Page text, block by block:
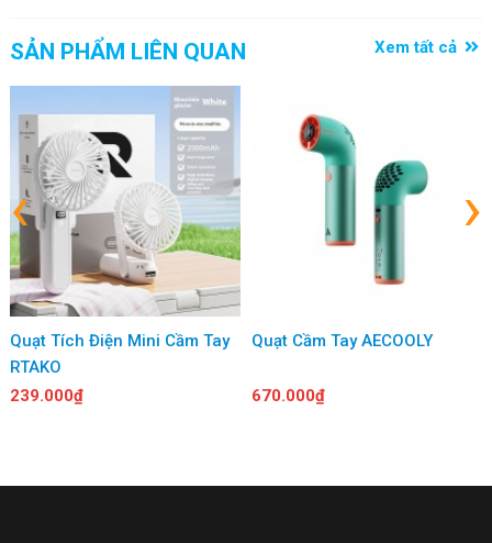
Đèn LED tiện lợi – Theo dõi trạng thái trong nháy mắt
F100 tích hợp đèn LED hiển thị, giúp người dùng dễ dàng nhận biết
tình trạng hoạt động như bật/tắt, mức gió đang dùng hoặc tình
trạng pin. Mọi thứ được thể hiện rõ ràng, hỗ trợ sử dụng tiện lợi và
thông minh hơn mỗi ngày.
SẢN PHẨM LIÊN QUAN Xem tất cả
Quạt Tích Điện Mini Cầm Tay
RTAKO
239.000₫
Quạt Cầm Tay AECOOLY
670.000₫
‹ ›